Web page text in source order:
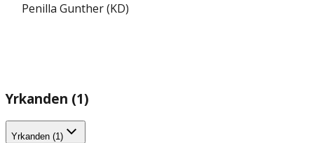
Penilla Gunther (KD)
Yrkanden (1)
Yrkanden (1)